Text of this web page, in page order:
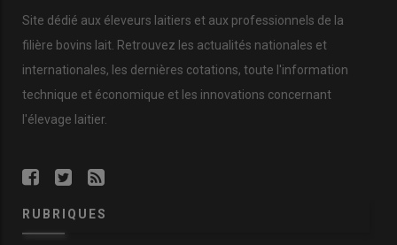
Site dédié aux éleveurs laitiers et aux professionnels de la
filière bovins lait. Retrouvez les actualités nationales et
internationales, les dernières cotations, toute l'information
technique et économique et les innovations concernant
l'élevage laitier.
RUBRIQUES